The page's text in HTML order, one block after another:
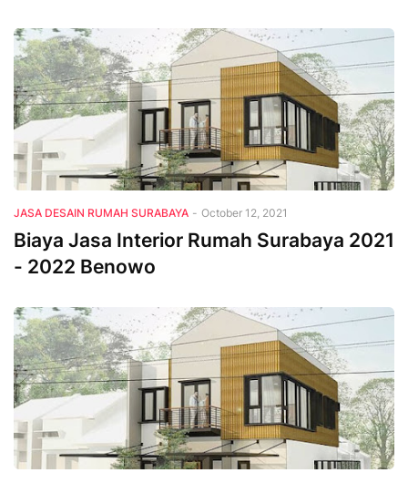
JASA DESAIN RUMAH SURABAYA - October 12, 2021
Biaya Jasa Interior Rumah Surabaya 2021
- 2022 Benowo